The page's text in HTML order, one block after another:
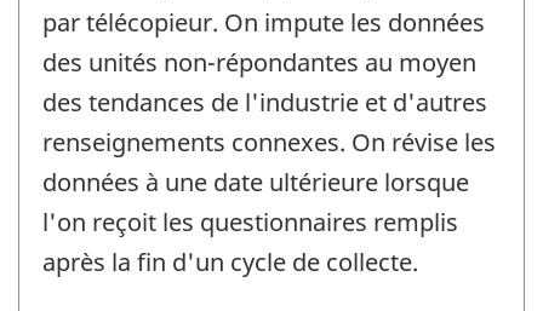
par télécopieur. On impute les données
des unités non-répondantes au moyen
des tendances de l'industrie et d'autres
renseignements connexes. On révise les
données à une date ultérieure lorsque
l'on reçoit les questionnaires remplis
après la fin d'un cycle de collecte.